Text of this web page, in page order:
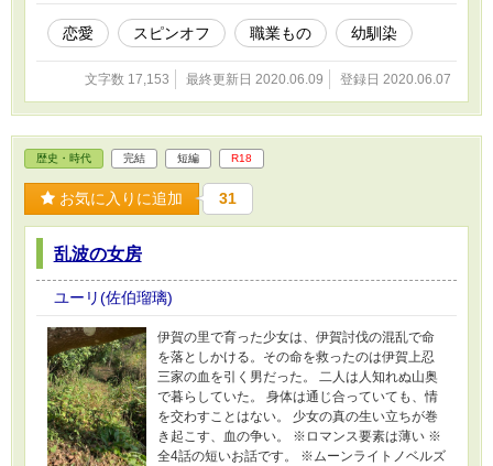
Kiss」でご確認ください。 ※R指定場面は緩め
です。 ※ムーンライトノベルズにも公開いたし
ます
恋愛 スピンオフ 職業もの 幼馴染
文字数 17,153 最終更新日 2020.06.09 登録日 2020.06.07
歴史・時代 完結 短編 R18
お気に入りに追加 31
乱波の女房
ユーリ(佐伯瑠璃)
伊賀の里で育った少女は、伊賀討伐の混乱で命
を落としかける。その命を救ったのは伊賀上忍
三家の血を引く男だった。 二人は人知れぬ山奥
で暮らしていた。 身体は通じ合っていても、情
を交わすことはない。 少女の真の生い立ちが巻
き起こす、血の争い。 ※ロマンス要素は薄い ※
全4話の短いお話です。 ※ムーンライトノベルズ